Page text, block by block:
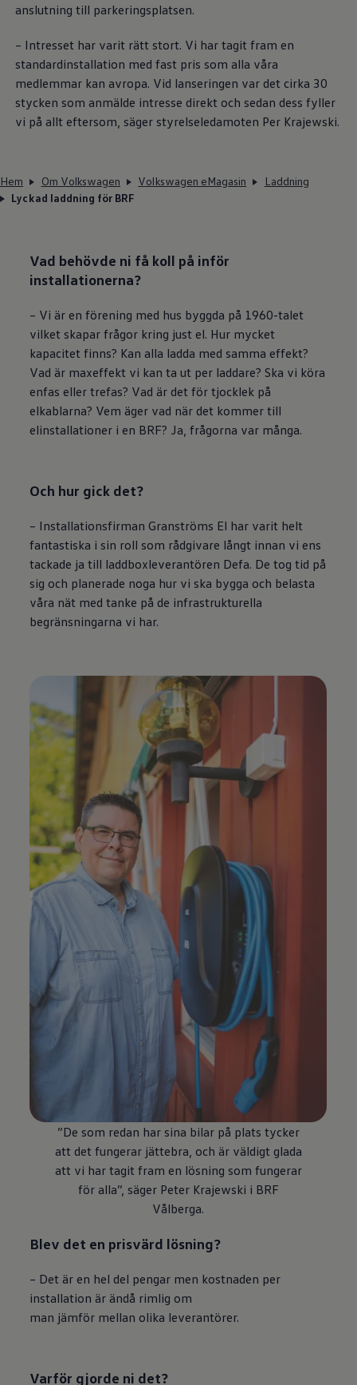
anslutning till parkeringsplatsen.
– Intresset har varit rätt stort. Vi har tagit fram en
standardinstallation med fast pris som alla våra
medlemmar kan avropa. Vid lanseringen var det cirka 30
stycken som anmälde intresse direkt och sedan dess fyller
vi på allt eftersom, säger styrelseledamoten Per Krajewski.
Hem Om Volkswagen Volkswagen eMagasin
Laddning
Lyckad laddning för BRF
Vad behövde ni få koll på inför
installationerna?
– Vi är en förening med hus byggda på 1960-talet
vilket skapar frågor kring just el. Hur mycket
kapacitet finns? Kan alla ladda med samma effekt?
Vad är maxeffekt vi kan ta ut per laddare? Ska vi köra
enfas eller trefas? Vad är det för tjocklek på
elkablarna? Vem äger vad när det kommer till
elinstallationer i en BRF? Ja, frågorna var många.
Och hur gick det?
– Installationsfirman Granströms El har varit helt
fantastiska i sin roll som rådgivare långt innan vi ens
tackade ja till laddboxleverantören Defa. De tog tid på
sig och planerade noga hur vi ska bygga och belasta
våra nät med tanke på de infrastrukturella
begränsningarna vi har.
”De som redan har sina bilar på plats tycker
att det fungerar jättebra, och är väldigt glada
att vi har tagit fram en lösning som fungerar
för alla”, säger Peter Krajewski i BRF
Vålberga.
Blev det en prisvärd lösning?
– Det är en hel del pengar men kostnaden per
installation är ändå rimlig om
man jämför mellan olika leverantörer.
Varför gjorde ni det?